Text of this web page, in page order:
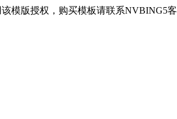
模版授权，购买模板请联系NVBING5客